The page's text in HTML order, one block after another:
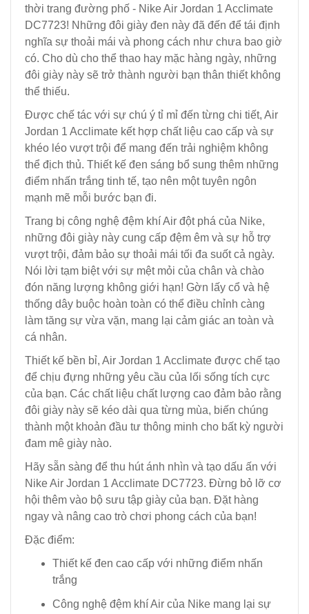
thời trang đường phố - Nike Air Jordan 1 Acclimate
DC7723! Những đôi giày đen này đã đến để tái định
nghĩa sự thoải mái và phong cách như chưa bao giờ
có. Cho dù cho thể thao hay mặc hàng ngày, những
đôi giày này sẽ trở thành người bạn thân thiết không
thể thiếu.
Được chế tác với sự chú ý tỉ mỉ đến từng chi tiết, Air
Jordan 1 Acclimate kết hợp chất liệu cao cấp và sự
khéo léo vượt trội để mang đến trải nghiệm không
thể địch thủ. Thiết kế đen sáng bổ sung thêm những
điểm nhấn trắng tinh tế, tạo nên một tuyên ngôn
mạnh mẽ mỗi bước bạn đi.
Trang bị công nghệ đệm khí Air đột phá của Nike,
những đôi giày này cung cấp đệm êm và sự hỗ trợ
vượt trội, đảm bảo sự thoải mái tối đa suốt cả ngày.
Nói lời tạm biệt với sự mệt mỏi của chân và chào
đón năng lượng không giới hạn! Gờn lấy cổ và hệ
thống dây buộc hoàn toàn có thể điều chỉnh càng
làm tăng sự vừa vặn, mang lại cảm giác an toàn và
cá nhân.
Thiết kế bền bỉ, Air Jordan 1 Acclimate được chế tạo
để chịu đựng những yêu cầu của lối sống tích cực
của bạn. Các chất liệu chất lượng cao đảm bảo rằng
đôi giày này sẽ kéo dài qua từng mùa, biến chúng
thành một khoản đầu tư thông minh cho bất kỳ người
đam mê giày nào.
Hãy sẵn sàng để thu hút ánh nhìn và tạo dấu ấn với
Nike Air Jordan 1 Acclimate DC7723. Đừng bỏ lỡ cơ
hội thêm vào bộ sưu tập giày của bạn. Đặt hàng
ngay và nâng cao trò chơi phong cách của bạn!
Đặc điểm:
Thiết kế đen cao cấp với những điểm nhấn
trắng
Công nghệ đệm khí Air của Nike mang lại sự